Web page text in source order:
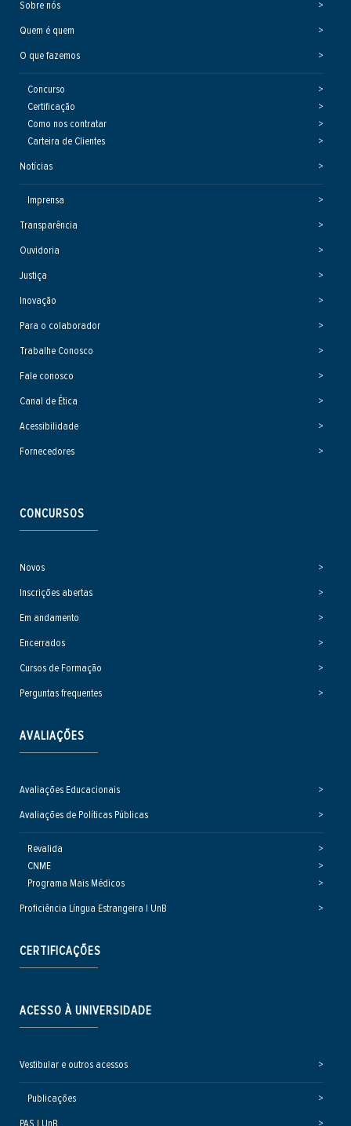
Sobre nós
Quem é quem
O que fazemos
Concurso
Certificação
Como nos contratar
Carteira de Clientes
Notícias
Imprensa
Transparência
Ouvidoria
Justiça
Inovação
Para o colaborador
Trabalhe Conosco
Fale conosco
Canal de Ética
Acessibilidade
Fornecedores
CONCURSOS
Novos
Inscrições abertas
Em andamento
Encerrados
Cursos de Formação
Perguntas frequentes
AVALIAÇÕES
Avaliações Educacionais
Avaliações de Políticas Públicas
Revalida
CNME
Programa Mais Médicos
Proficiência Língua Estrangeira | UnB
CERTIFICAÇÕES
ACESSO À UNIVERSIDADE
Vestibular e outros acessos
Publicações